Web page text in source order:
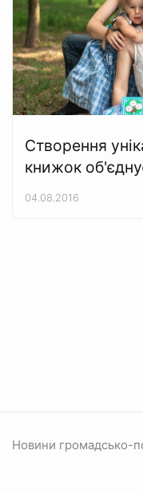
Створення
книжок
04.08.2016
Новини громадсько-